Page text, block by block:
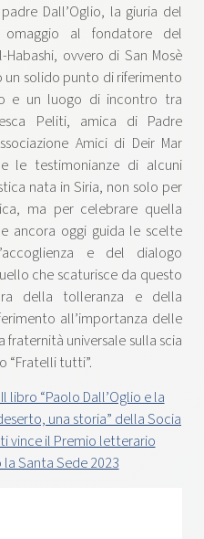
Dall’Oglio, la giuria del
omaggio al fondatore del
ovvero di San Mosè
un solido punto di riferimento
e un luogo di incontro tra
Peliti, amica di Padre
Amici di Deir Mar
le testimonianze di alcuni
nata in Siria, non solo per
ma per celebrare quella
ancora oggi guida le scelte
e del dialogo
che scaturisce da questo
della tolleranza e della
all’importanza delle
universale sulla scia
“Fratelli tutti”.
libro “Paolo Dall’Oglio e la
una storia” della Socia
vince il Premio letterario
Santa Sede 2023